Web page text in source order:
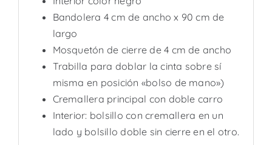
Bandolera 4 cm de ancho x 90 cm de
largo
Mosquetón de cierre de 4 cm de ancho
Trabilla para doblar la cinta sobre sí
misma en posición «bolso de mano»)
Cremallera principal con doble carro
Interior: bolsillo con cremallera en un
lado y bolsillo doble sin cierre en el otro.